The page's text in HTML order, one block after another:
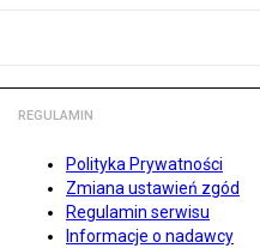
REGULAMIN
Polityka Prywatności
Zmiana ustawień zgód
Regulamin serwisu
Informacje o nadawcy